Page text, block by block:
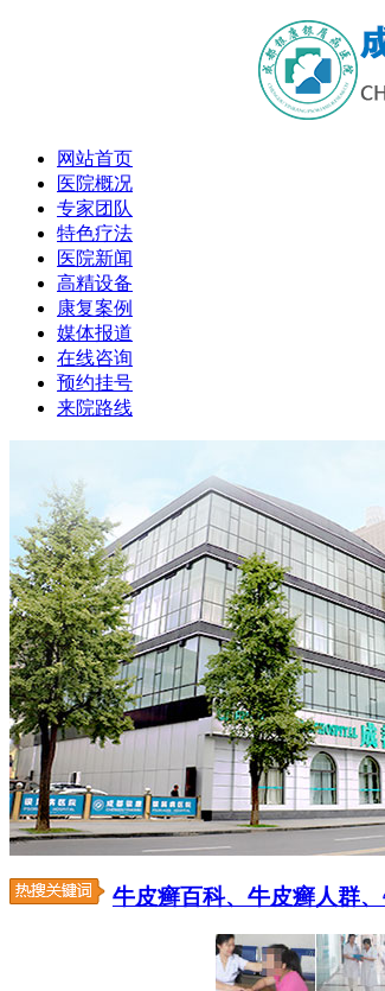
网站首页
医院概况
专家团队
特色疗法
医院新闻
高精设备
康复案例
媒体报道
在线咨询
预约挂号
来院路线
牛皮癣百科、 牛皮癣人群、